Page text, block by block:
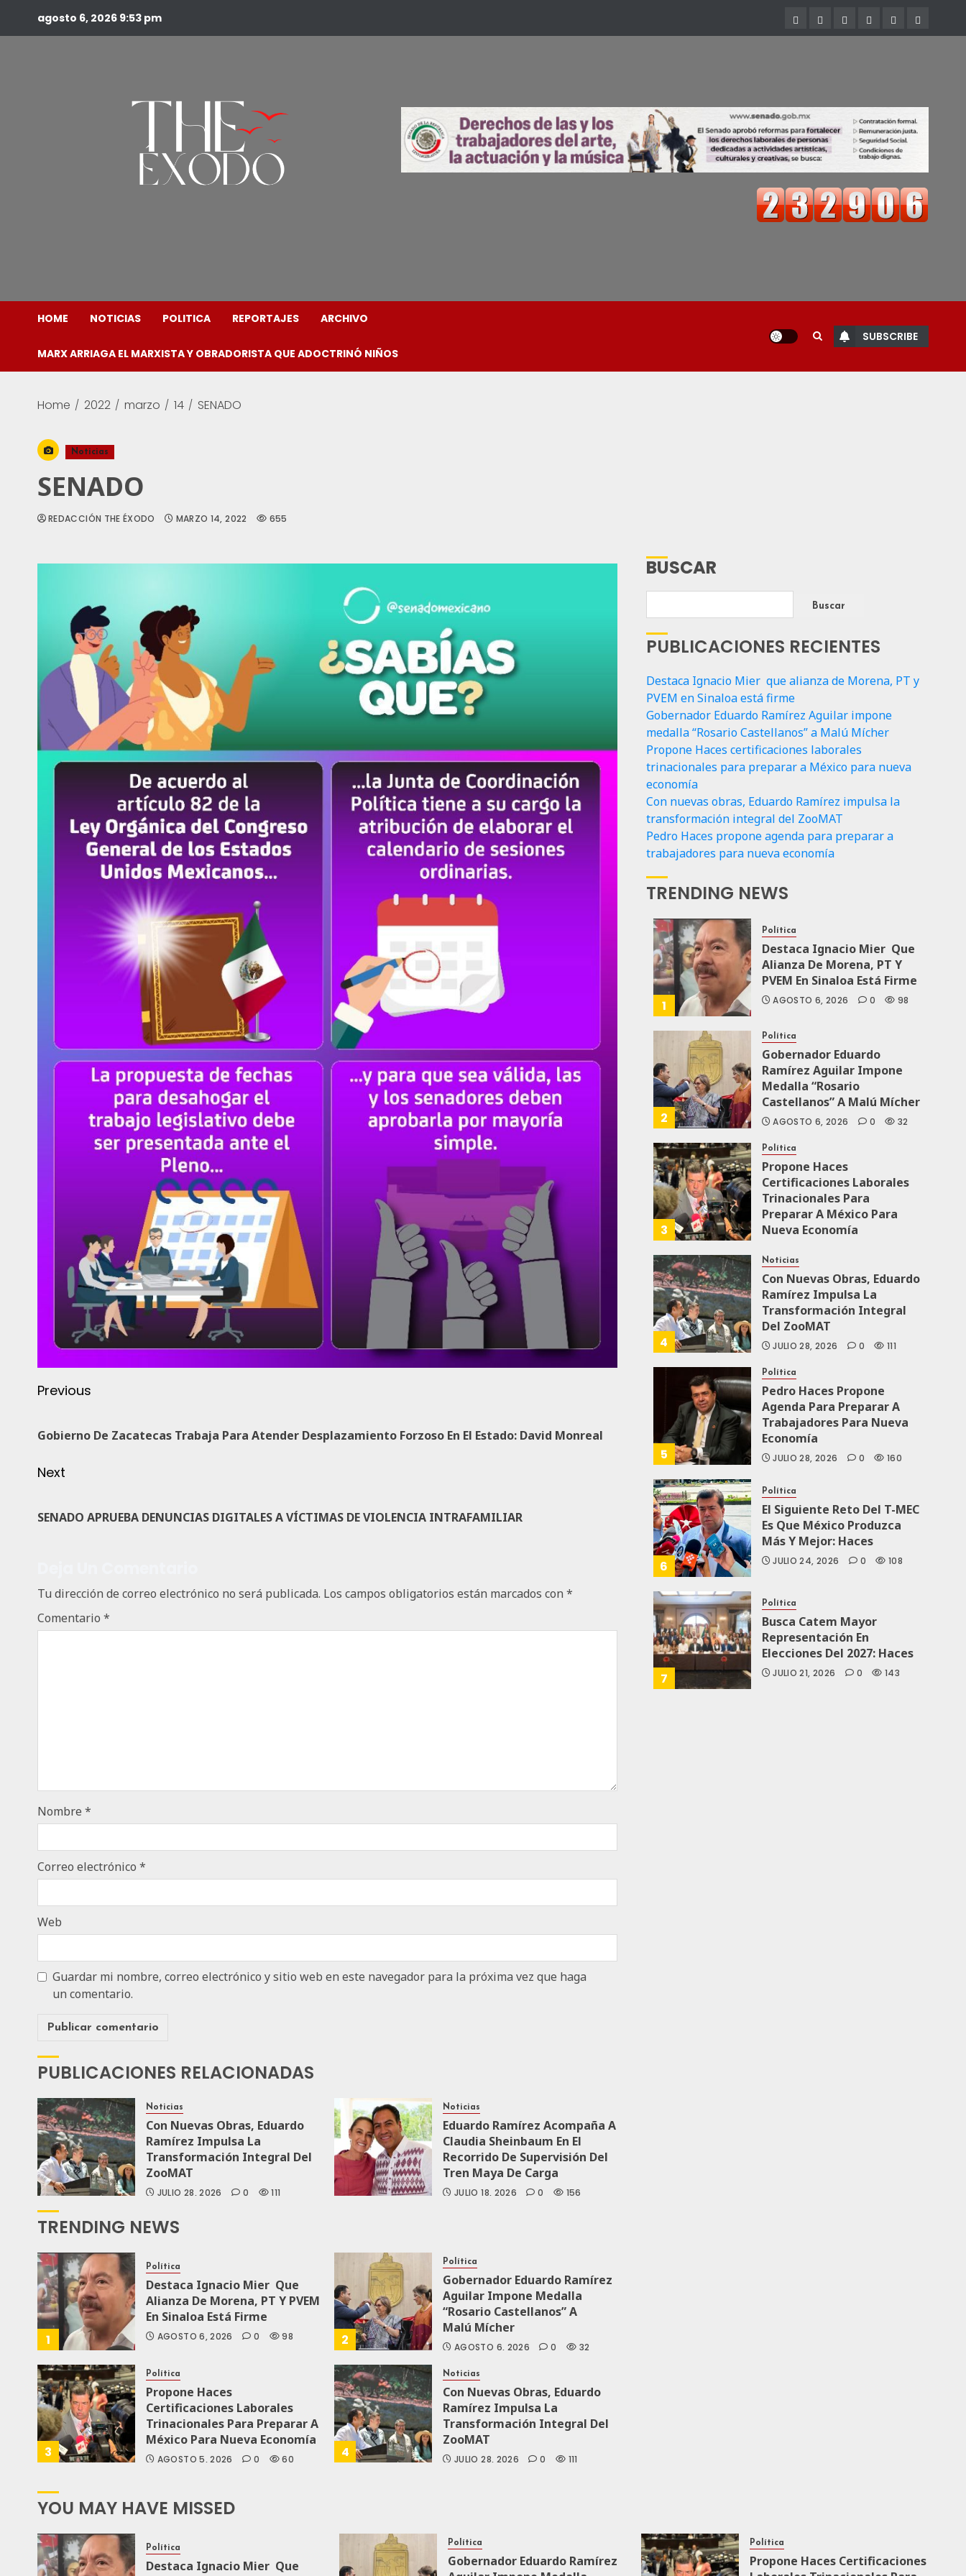
agosto 6, 2026 9:53 pm
HOME NOTICIAS POLITICA REPORTAJES ARCHIVO
MARX ARRIAGA EL MARXISTA Y OBRADORISTA QUE ADOCTRINÓ NIÑOS
SUBSCRIBE
Home 2022 marzo 14 SENADO
Noticias
SENADO
REDACCIÓN THE ÉXODO MARZO 14, 2022 655
Previous
Gobierno De Zacatecas Trabaja Para Atender Desplazamiento Forzoso En El Estado: David Monreal
Next
SENADO APRUEBA DENUNCIAS DIGITALES A VÍCTIMAS DE VIOLENCIA INTRAFAMILIAR
Tu dirección de correo electrónico no será publicada. Los campos obligatorios están marcados con *
Comentario *
Nombre *
Correo electrónico *
Web
Guardar mi nombre, correo electrónico y sitio web en este navegador para la próxima vez que haga
un comentario.
PUBLICACIONES RELACIONADAS
Noticias
Con Nuevas Obras, Eduardo
Ramírez Impulsa La
Transformación Integral Del
ZooMAT
JULIO 28, 2026 0 111
Noticias
Eduardo Ramírez Acompaña A
Claudia Sheinbaum En El
Recorrido De Supervisión Del
Tren Maya De Carga
JULIO 18, 2026 0 156
TRENDING NEWS
1
Política
Destaca Ignacio Mier Que
Alianza De Morena, PT Y PVEM
En Sinaloa Está Firme
AGOSTO 6, 2026 0 98 2
Política
Gobernador Eduardo Ramírez
Aguilar Impone Medalla
“Rosario Castellanos” A
Malú Mícher
AGOSTO 6, 2026 0 32
3
Política
Propone Haces
Certificaciones Laborales
Trinacionales Para Preparar A
México Para Nueva Economía
AGOSTO 5, 2026 0 60 4
Noticias
Con Nuevas Obras, Eduardo
Ramírez Impulsa La
Transformación Integral Del
ZooMAT
JULIO 28, 2026 0 111
BUSCAR
Buscar
PUBLICACIONES RECIENTES
Destaca Ignacio Mier que alianza de Morena, PT y
PVEM en Sinaloa está firme
Gobernador Eduardo Ramírez Aguilar impone
medalla “Rosario Castellanos” a Malú Mícher
Propone Haces certificaciones laborales
trinacionales para preparar a México para nueva
economía
Con nuevas obras, Eduardo Ramírez impulsa la
transformación integral del ZooMAT
Pedro Haces propone agenda para preparar a
trabajadores para nueva economía
TRENDING NEWS
1
Política
Destaca Ignacio Mier Que
Alianza De Morena, PT Y
PVEM En Sinaloa Está Firme
AGOSTO 6, 2026 0 98
2
Política
Gobernador Eduardo
Ramírez Aguilar Impone
Medalla “Rosario
Castellanos” A Malú Mícher
AGOSTO 6, 2026 0 32
3
Política
Propone Haces
Certificaciones Laborales
Trinacionales Para
Preparar A México Para
Nueva Economía
4
Noticias
Con Nuevas Obras, Eduardo
Ramírez Impulsa La
Transformación Integral
Del ZooMAT
JULIO 28, 2026 0 111
5
Política
Pedro Haces Propone
Agenda Para Preparar A
Trabajadores Para Nueva
Economía
JULIO 28, 2026 0 160
6
Política
El Siguiente Reto Del T-MEC
Es Que México Produzca
Más Y Mejor: Haces
JULIO 24, 2026 0 108
7
Política
Busca Catem Mayor
Representación En
Elecciones Del 2027: Haces
JULIO 21, 2026 0 143
YOU MAY HAVE MISSED
Política
Destaca Ignacio Mier Que
Política
Gobernador Eduardo Ramírez
Política
Propone Haces Certificaciones